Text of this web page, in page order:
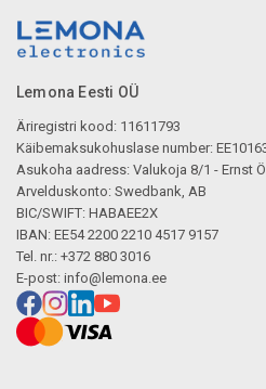
Lemona Eesti OÜ
Äriregistri kood: 11611793
Käibemaksukohuslase number:
Asukoha aadress: Valukoja 8/1 - Ernst
Arvelduskonto: Swedbank, AB
BIC/SWIFT: HABAEE2X
IBAN: EE54 2200 2210 4517 9157
Tel. nr.: +372 880 3016
E-post: info@lemona.ee